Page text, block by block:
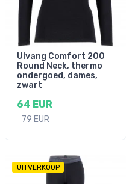
Ulvang Comfort 200
Round Neck, thermo
ondergoed, dames,
zwart
64 EUR
79 EUR
UITVERKOOP